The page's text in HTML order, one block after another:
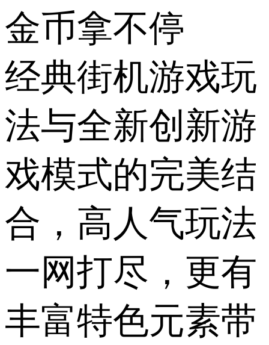
金币拿不停
经典街机游戏玩
法与全新创新游
戏模式的完美结
合，高人气玩法
一网打尽，更有
丰富特色元素带